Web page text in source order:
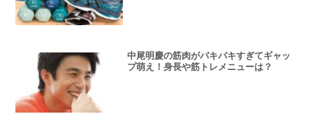
中尾明慶の筋肉がバキバキすぎてギャッ
プ萌え！身長や筋トレメニューは？